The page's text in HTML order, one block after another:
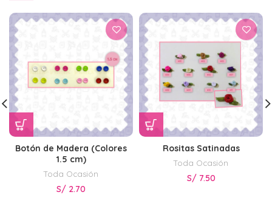
Botón de Madera (Colores
1.5 cm)
Toda Ocasión
S/ 2.70
Rositas Satinadas
Toda Ocasión
S/ 7.50